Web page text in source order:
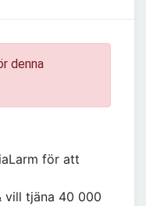
denna
för att
vill tjäna 40 000